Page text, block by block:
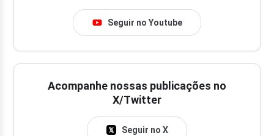
Seguir no Youtube
Acompanhe nossas publicações no
X/Twitter
Seguir no X